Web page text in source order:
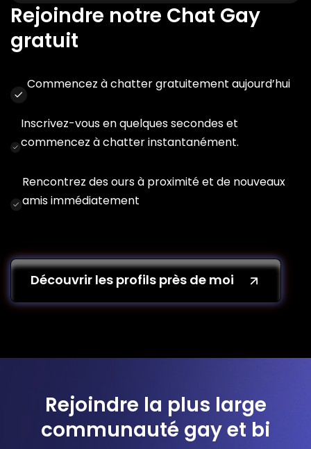
Rejoindre notre Chat Gay
gratuit
Commencez à chatter gratuitement aujourd’hui
Inscrivez-vous en quelques secondes et
commencez à chatter instantanément.
Rencontrez des ours à proximité et de nouveaux
amis immédiatement
Découvrir les profils près de moi
Rejoindre la plus large
communauté gay et bi